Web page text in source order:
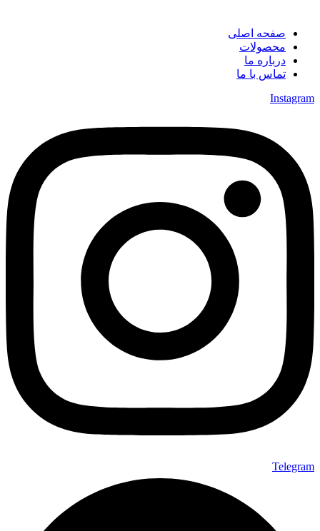
صفحه اصلی
محصولات
درباره ما
تماس با ما
Instagram
Telegram